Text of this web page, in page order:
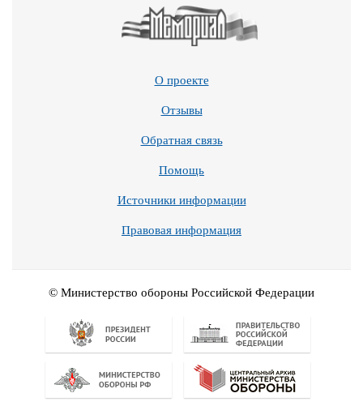
О проекте
Отзывы
Обратная связь
Помощь
Источники информации
Правовая информация
© Министерство обороны Российской Федерации